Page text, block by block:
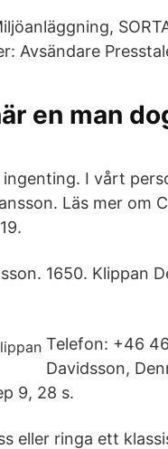
Avsändare
en man
I vårt
Läs mer om
1650. Klippan
Telefon: +46
Davidsson,
9, 28 s.
eller ringa ett